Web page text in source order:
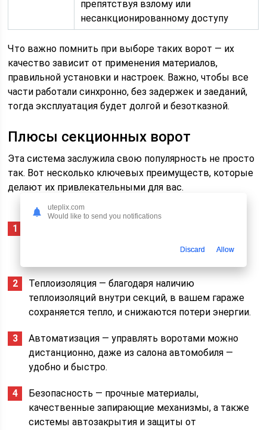
препятствуя взлому или
несанкционированному доступу
Что важно помнить при выборе таких ворот — их
качество зависит от применения материалов,
правильной установки и настроек. Важно, чтобы все
части работали синхронно, без задержек и заеданий,
тогда эксплуатация будет долгой и безотказной.
Плюсы секционных ворот
Эта система заслужила свою популярность не просто
так. Вот несколько ключевых преимуществ, которые
делают их привлекательными для вас.
Теплоизоляция — благодаря наличию
теплоизоляций внутри секций, в вашем гараже
сохраняется тепло, и снижаются потери энергии.
Автоматизация — управлять воротами можно
дистанционно, даже из салона автомобиля —
удобно и быстро.
Безопасность — прочные материалы,
качественные запирающие механизмы, а также
системы автозакрытия и защиты от
uteplix.com
Would like to send you notifications
Discard Allow